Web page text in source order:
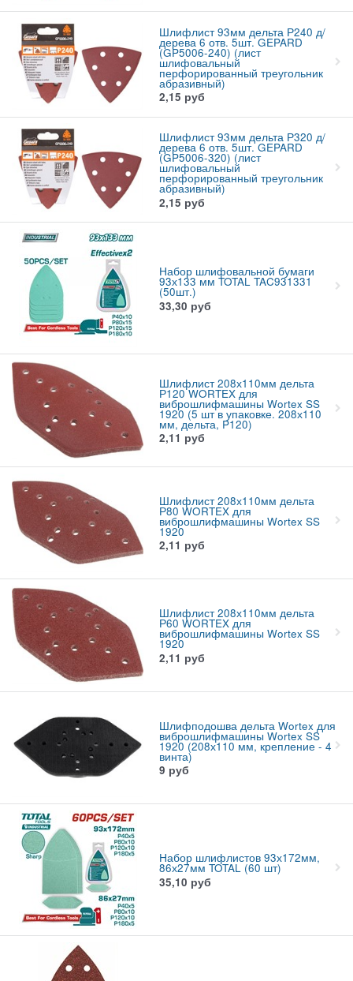
Шлифлист 93мм дельта Р240 д/
дерева 6 отв. 5шт. GEPARD
(GP5006-240) (лист
шлифовальный
перфорированный треугольник
абразивный)
2,15 руб
Шлифлист 93мм дельта Р320 д/
дерева 6 отв. 5шт. GEPARD
(GP5006-320) (лист
шлифовальный
перфорированный треугольник
абразивный)
2,15 руб
Набор шлифовальной бумаги
93х133 мм TOTAL TAC931331
(50шт.)
33,30 руб
Шлифлист 208х110мм дельта
Р120 WORTEX для
виброшлифмашины Wortex SS
1920 (5 шт в упаковке. 208х110
мм, дельта, P120)
2,11 руб
Шлифлист 208х110мм дельта
Р80 WORTEX для
виброшлифмашины Wortex SS
1920
2,11 руб
Шлифлист 208х110мм дельта
Р60 WORTEX для
виброшлифмашины Wortex SS
1920
2,11 руб
Шлифподошва дельта Wortex для
виброшлифмашины Wortex SS
1920 (208х110 мм, крепление - 4
винта)
9 руб
Набор шлифлистов 93х172мм,
86х27мм TOTAL (60 шт)
35,10 руб